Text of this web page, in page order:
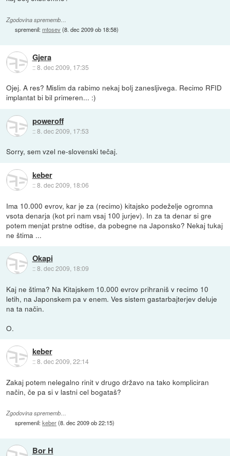
Zgodovina sprememb…
spremenil:mtosev(8. dec 2009 ob 18:58)
Gjera
::8. dec 2009, 17:35
Ojej. A res? Mislim da rabimo nekaj bolj zanesljivega. Recimo RFID
implantat bi bil primeren... :)
poweroff
::8. dec 2009, 17:53
Sorry, sem vzel ne-slovenski tečaj.
keber
::8. dec 2009, 18:06
Ima 10.000 evrov, kar je za (recimo) kitajsko podeželje ogromna
vsota denarja (kot pri nam vsaj 100 jurjev). In za ta denar si gre
potem menjat prstne odtise, da pobegne na Japonsko? Nekaj tukaj
ne štima ...
Okapi
::8. dec 2009, 18:09
Kaj ne štima? Na Kitajskem 10.000 evrov prihraniš v recimo 10
letih, na Japonskem pa v enem. Ves sistem gastarbajterjev deluje
na ta način.
O.
keber
::8. dec 2009, 22:14
Zakaj potem nelegalno rinit v drugo državo na tako kompliciran
način, če pa si v lastni cel bogataš?
Zgodovina sprememb…
spremenil:keber(8. dec 2009 ob 22:15)
Bor H